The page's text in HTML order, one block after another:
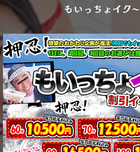
もいっちょイク